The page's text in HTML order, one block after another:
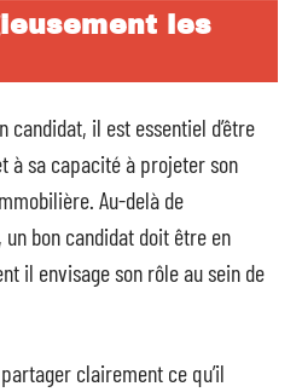
les
candidat, il est essentiel d’être
à sa capacité à projeter son
Au-delà de
bon candidat doit être en
il envisage son rôle au sein de
clairement ce qu’il